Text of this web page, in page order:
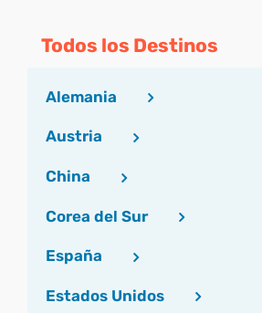
Todos los Destinos
Alemania
Austria
China
Corea del Sur
España
Estados Unidos